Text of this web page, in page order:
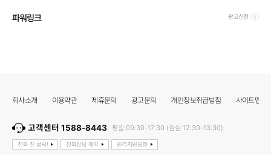
파워링크 광고신청
회사소개 이용약관 제휴문의 광고문의 개인정보취급방침 사이트맵
고객센터 1588-8443 평일 09:30-17:30 (점심 12:30-13:30)
전화 전 클릭! 전화상담 예약 원격지원요청